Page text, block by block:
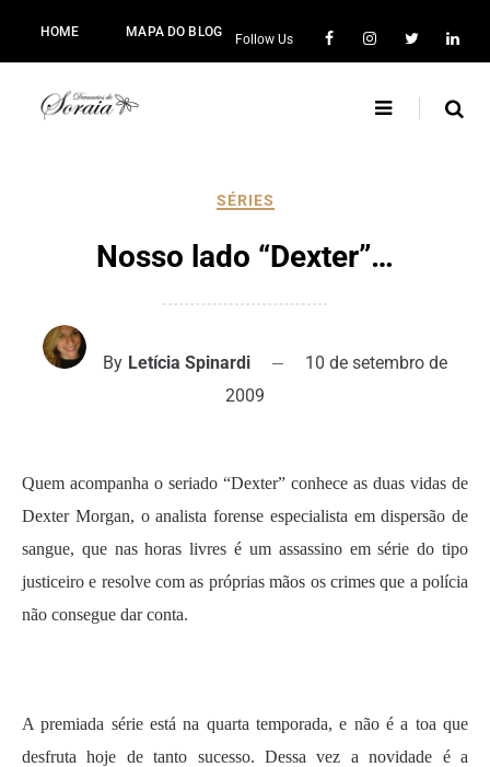
HOME MAPA DO BLOG
Follow Us
SÉRIES
Nosso lado “Dexter”…
By Letícia Spinardi
10 de setembro de
2009
Quem acompanha o seriado “Dexter” conhece as duas vidas de
Dexter Morgan, o analista forense especialista em dispersão de
sangue, que nas horas livres é um assassino em série do tipo
justiceiro e resolve com as próprias mãos os crimes que a polícia
não consegue dar conta.
A premiada série está na quarta temporada, e não é a toa que
desfruta hoje de tanto sucesso. Dessa vez a novidade é a